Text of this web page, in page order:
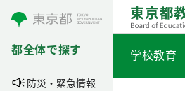
コンテンツにスキップ
都全体で探す
防災・緊急情報
学校教育